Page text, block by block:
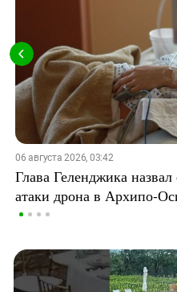
06 августа 2026, 03:42
Глава Геленджика
атаки дрона в Архипо-